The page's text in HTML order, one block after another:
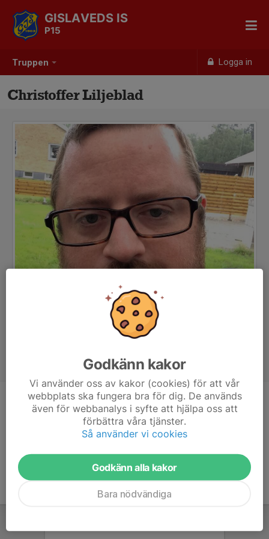
Truppen Logga in
GISLAVEDS IS
P15
Christoffer Liljeblad
Ledare
41 år
Godkänn kakor
Vi använder oss av kakor (cookies) för att vår
webbplats ska fungera bra för dig. De används
även för webbanalys i syfte att hjälpa oss att
förbättra våra tjänster.
Så använder vi cookies
Godkänn alla kakor
Bara nödvändiga